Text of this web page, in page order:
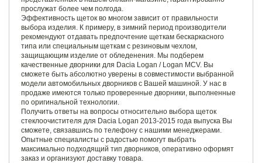
прослужат более чем полгода.
Эффективность щеток во многом зависит от правильности
выбора изделия. К примеру, в зимний период производители
рекомендуют отдавать предпочтение щеткам бескаркасного
типа или специальным щеткам с резиновым чехлом,
защищающим изделие от обледенения. Мы подберем
качественные дворники для Dacia Logan / Logan MCV. Вы
сможете быть абсолютно уверены в совместимости выбранной
модели автомобильных дворников с Вашей машиной. У нас в
продаже имеются только проверенные дворники, выполненные
по оригинальной технологии.
Получить ответы на вопросы относительно выбора щеток
стеклоочистителя для Dacia Logan 2013-2015 года выпуска Вы
сможете, связавшись по телефону с нашими менеджерами.
Опытные специалисты с радостью помогут выбрать
максимально подходящий тип дворников, оперативно оформят
заказ и организуют доставку товара.